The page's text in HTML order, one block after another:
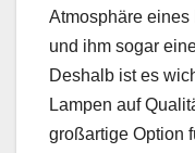
Atmosphäre eines
und ihm sogar
Deshalb ist es
Lampen auf
großartige Option